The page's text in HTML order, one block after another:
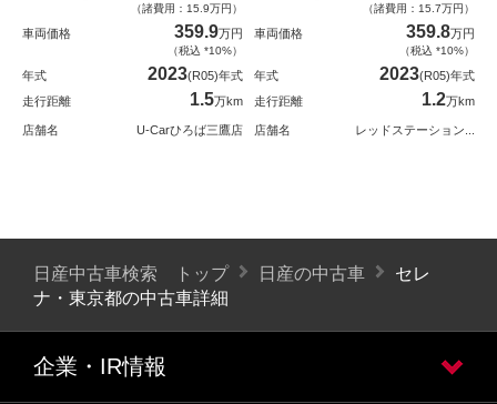
（諸費用：15.9万円）
車両価格 359.9万円
（税込 *10%）
年式 2023(R05)年式
走行距離
1.5万km
店舗名 U-Carひろば三鷹店
（諸費用：15.7万円）
車両価格 359.8万円
（税込 *10%）
年式 2023(R05)年式
走行距離
1.2万km
店舗名 レッドステーション...
日産中古車検索 トップ 日産の中古車
セレ
ナ・東京都の中古車詳細
企業・IR情報